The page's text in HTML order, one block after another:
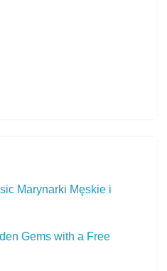
Marynarki Męskie i
Gems with a Free